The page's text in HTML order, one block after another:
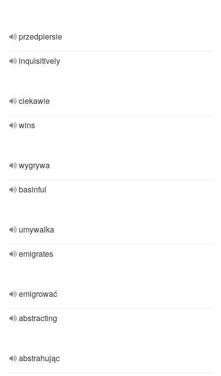
przedpiersie
inquisitively
ciekawie
wins
wygrywa
basinful
umywalka
emigrates
emigrować
abstracting
abstrahując